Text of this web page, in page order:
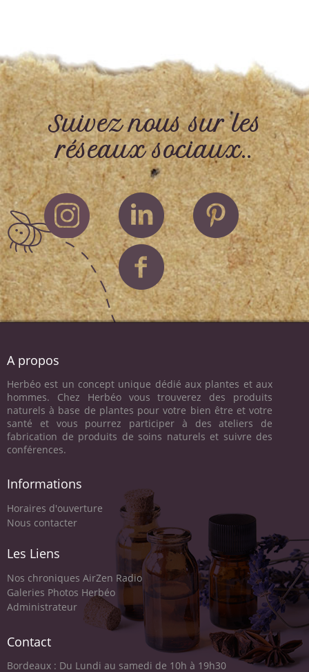
Suivez nous sur les
réseaux sociaux..
A propos
Herbéo est un concept unique dédié aux plantes et aux
hommes. Chez Herbéo vous trouverez des produits
naturels à base de plantes pour votre bien être et votre
santé et vous pourrez participer à des ateliers de
fabrication de produits de soins naturels et suivre des
conférences.
Informations
Horaires d'ouverture
Nous contacter
Les Liens
Nos chroniques AirZen Radio
Galeries Photos Herbéo
Administrateur
Contact
Bordeaux : Du Lundi au samedi de 10h à 19h30